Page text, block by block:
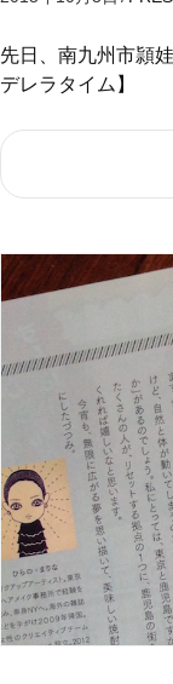
先日、南九州市頴
デレラタイム】